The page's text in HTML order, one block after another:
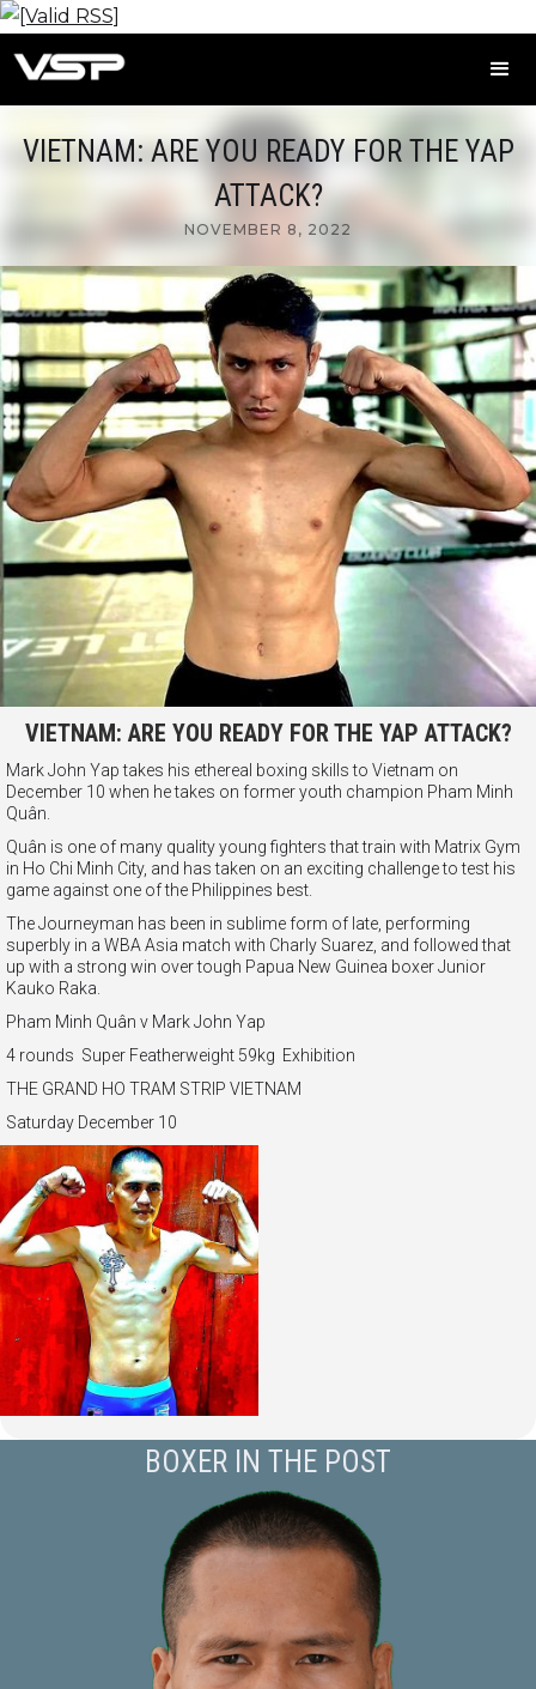
VIETNAM: ARE YOU READY FOR THE YAP
ATTACK?
NOVEMBER 8, 2022
VIETNAM: ARE YOU READY FOR THE YAP ATTACK?
Mark John Yap takes his ethereal boxing skills to Vietnam on
December 10 when he takes on former youth champion Pham Minh
Quân.
Quân is one of many quality young fighters that train with Matrix Gym
in Ho Chi Minh City, and has taken on an exciting challenge to test his
game against one of the Philippines best.
The Journeyman has been in sublime form of late, performing
superbly in a WBA Asia match with Charly Suarez, and followed that
up with a strong win over tough Papua New Guinea boxer Junior
Kauko Raka.
Pham Minh Quân v Mark John Yap
4 rounds Super Featherweight 59kg Exhibition
THE GRAND HO TRAM STRIP VIETNAM
Saturday December 10
BOXER IN THE POST